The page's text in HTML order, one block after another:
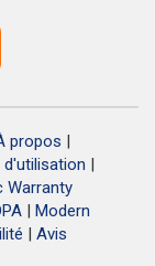
propos |
|
Warranty
| Modern
| Avis